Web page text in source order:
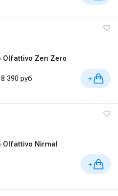
Olfattivo Zen Zero
390 руб +
Olfattivo Nirmal
+